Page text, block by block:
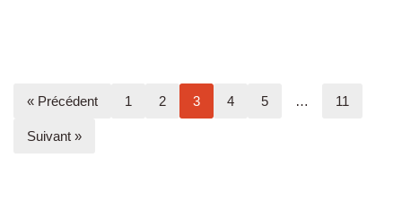
« Précédent 1 2 3 4 5 … 11
Suivant »